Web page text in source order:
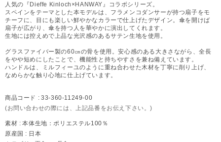
人気の『Dieffe Kinloch×HANWAY』コラボシリーズ。
スペインをテーマとした本モデルは、フラメンコダンサーが持つ扇子をモ
チーフに、目にも楽しい鮮やかなカラーで仕上げたデザイン。傘を開けば
扇子が広がり、傘を持つ人を華やかに演出してくれます。
生地には控えめで上品な光沢感のあるサテン生地を使用。
グラスファイバー製の60㎝の骨を使用。安心感のある大きさながら、全長
をやや短めにしたことで、機能性と持ちやすさを兼ね備えています。
ハンドルは、ミルフィーユのように重ね合わせた木材を丁寧に削り上げ、
なめらかな触り心地に仕上げています。
商品コード : 33-360-11249-00
(お問い合わせの際には、上記品番をお伝え下さい。)
素材 : 本体生地：ポリエステル100％
原産国 : 日本